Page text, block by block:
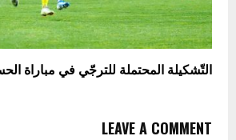
التّشكيلة المحتملة للترجّي في مباراة
LEAVE A COMMENT